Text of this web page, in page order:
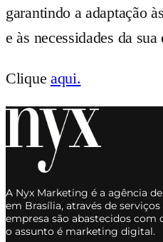
garantindo a adaptação
e às necessidades da sua
Clique aqui.
A Nyx Marketing é a agência
em Brasília, através de
empresa são abastecidos com
o assunto é marketing digital.